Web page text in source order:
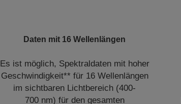
Daten mit 16 Wellenlängen
Es ist möglich, Spektraldaten mit hoher
Geschwindigkeit** für 16 Wellenlängen
im sichtbaren Lichtbereich (400-
700 nm) für den gesamten